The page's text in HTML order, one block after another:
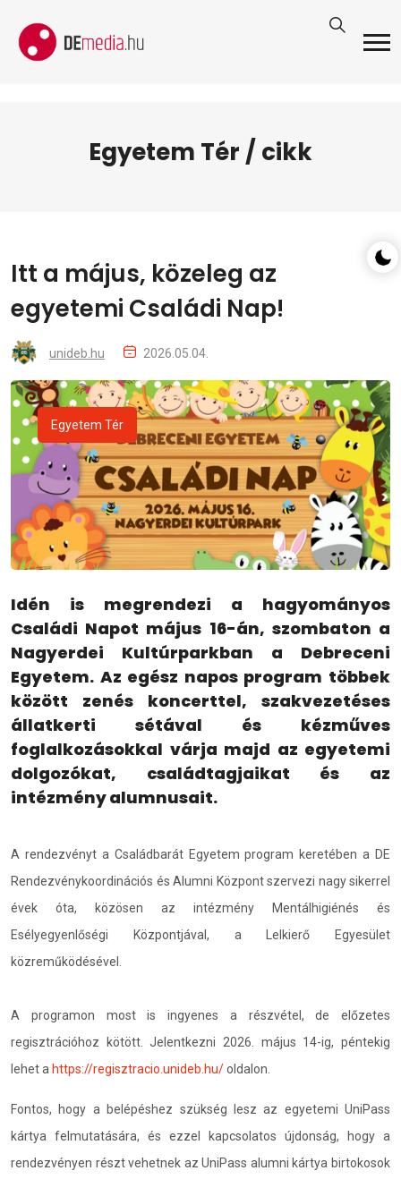
Egyetem Tér / cikk
Itt a május, közeleg az
egyetemi Családi Nap!
unideb.hu 2026.05.04.
Egyetem Tér
Idén is megrendezi a hagyományos
Családi Napot május 16-án, szombaton a
Nagyerdei Kultúrparkban a Debreceni
Egyetem. Az egész napos program többek
között zenés koncerttel, szakvezetéses
állatkerti sétával és kézműves
foglalkozásokkal várja majd az egyetemi
dolgozókat, családtagjaikat és az
intézmény alumnusait.
A rendezvényt a Családbarát Egyetem program keretében a DE
Rendezvénykoordinációs és Alumni Központ szervezi nagy sikerrel
évek óta, közösen az intézmény Mentálhigiénés és
Esélyegyenlőségi Központjával, a Lelkierő Egyesület
közreműködésével.
A programon most is ingyenes a részvétel, de előzetes
regisztrációhoz kötött. Jelentkezni 2026. május 14-ig, péntekig
lehet a https://regisztracio.unideb.hu/oldalon.
Fontos, hogy a belépéshez szükség lesz az egyetemi UniPass
kártya felmutatására, és ezzel kapcsolatos újdonság, hogy a
rendezvényen részt vehetnek az UniPass alumni kártya birtokosok